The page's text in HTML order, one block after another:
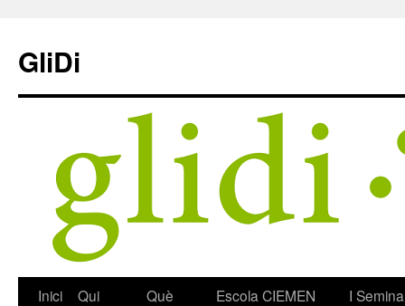
content
GliDi
Inici
Qui
Què
Escola CIEMEN
I